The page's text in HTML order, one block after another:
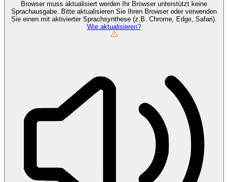
Browser muss aktualisiert werden
Ihr Browser unterstützt keine
Sprachausgabe. Bitte aktualisieren Sie Ihren Browser oder verwenden
Sie einen mit aktivierter Sprachsynthese (z.B. Chrome, Edge, Safari).
Wie aktualisieren?